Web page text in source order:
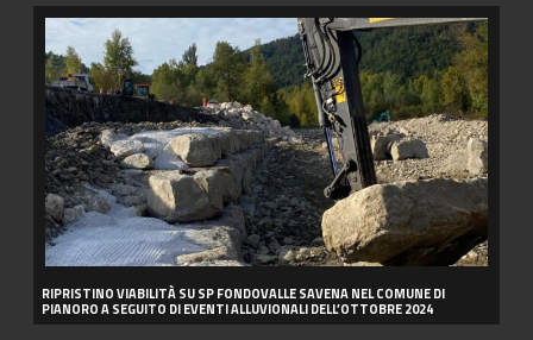
RIPRISTINO
VIABILITÀ
FONDOVALLE
SAVENA
NEL
COMUNE
PIANORO
SEGUITO
EVENTI
ALLUVIONALI
DELL’OTTOBRE
2024
RIPRISTINO VIABILITÀ SU SP FONDOVALLE SAVENA NEL COMUNE DI
PIANORO A SEGUITO DI EVENTI ALLUVIONALI DELL’OTTOBRE 2024